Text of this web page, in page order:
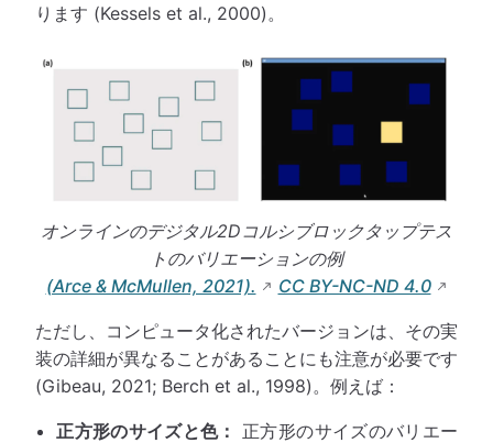
ります (Kessels et al., 2000)。
オンラインのデジタル2Dコルシブロックタップテス
トのバリエーションの例
(Arce & McMullen, 2021).
CC BY-NC-ND 4.0
ただし、コンピュータ化されたバージョンは、その実
装の詳細が異なることがあることにも注意が必要です
(Gibeau, 2021; Berch et al., 1998)。例えば：
正方形のサイズと色：
正方形のサイズのバリエー